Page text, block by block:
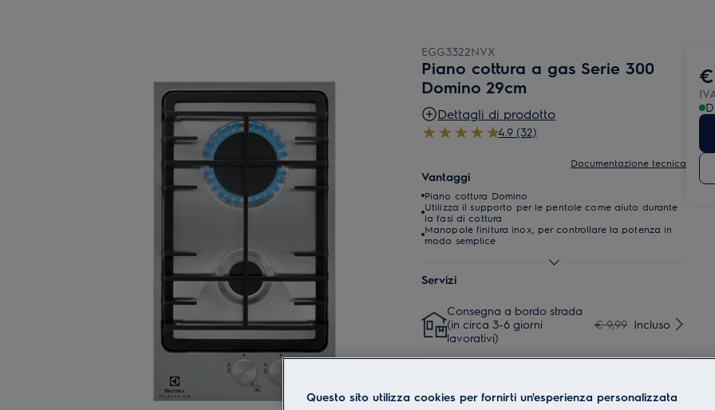
EGG3322NVX
Piano cottura a gas Serie 300
Domino 29cm
Dettagli di prodotto
4.9 (32)
Documentazione tecnica
Vantaggi
Piano cottura Domino
Utilizza il supporto per le pentole come aiuto durante
la fasi di cottura
Manopole finitura inox, per controllare la potenza in
modo semplice
Servizi
Consegna a bordo strada
(in circa 3-6 giorni
lavorativi)
€ 9,99 Incluso
€
Questo sito utilizza cookies per fornirti un'esperienza personalizzata